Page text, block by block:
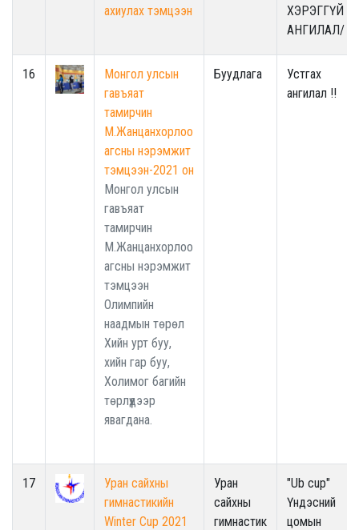
ахиулах тэмцээн
ХЭРЭГГҮЙ
АНГИЛАЛ/
16
Монгол улсын
гавъяат
тамирчин
М.Жанцанхорлоо
агсны нэрэмжит
тэмцээн-2021 он
Монгол улсын
гавъяат
тамирчин
М.Жанцанхорлоо
агсны нэрэмжит
тэмцээн
Олимпийн
наадмын төрөл
Хийн урт буу,
хийн гар буу,
Холимог багийн
төрлүүдээр
явагдана.
Буудлага
Устгах
ангилал !!
17
Уран сайхны
гимнастикийн
Winter Cup 2021
Уран
сайхны
гимнастик
"Ub cup"
Үндэсний
цомын